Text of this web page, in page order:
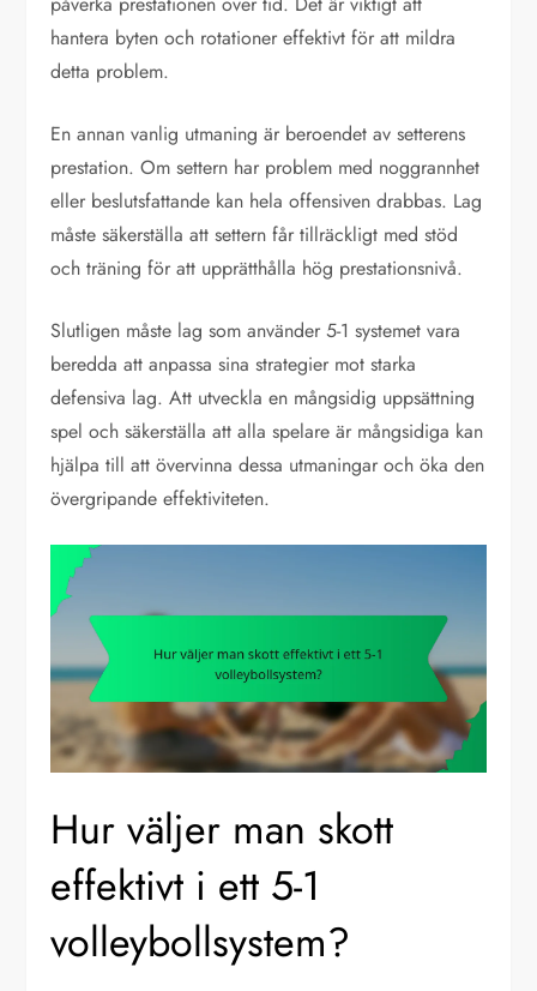
hantera byten och rotationer effektivt för att mildra
detta problem.
En annan vanlig utmaning är beroendet av setterens
prestation. Om settern har problem med noggrannhet
eller beslutsfattande kan hela offensiven drabbas. Lag
måste säkerställa att settern får tillräckligt med stöd
och träning för att upprätthålla hög prestationsnivå.
Slutligen måste lag som använder 5-1 systemet vara
beredda att anpassa sina strategier mot starka
defensiva lag. Att utveckla en mångsidig uppsättning
spel och säkerställa att alla spelare är mångsidiga kan
hjälpa till att övervinna dessa utmaningar och öka den
övergripande effektiviteten.
Hur väljer man skott
effektivt i ett 5-1
volleybollsystem?